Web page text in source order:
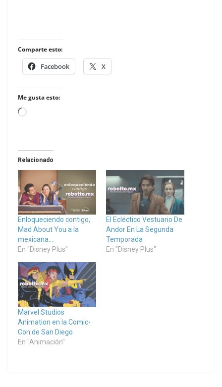
Comparte esto:
Facebook X
Me gusta esto:
Loading…
Relacionado
Enloqueciendo contigo,
Mad About You a la
mexicana…
En "Disney Plus"
El Ecléctico Vestuario De
Andor En La Segunda
Temporada
En "Disney Plus"
Marvel Studios
Animation en la Comic-
Con de San Diego
En "Animación"